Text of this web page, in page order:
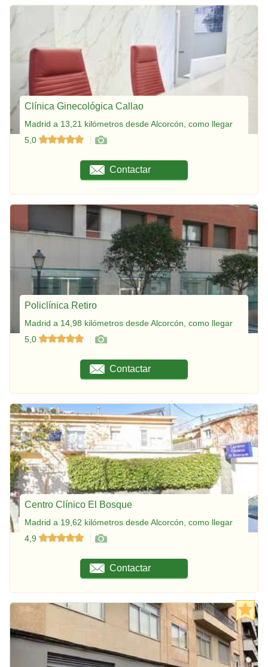
Clínica Ginecológica Callao
Madrid a 13,21 kilómetros desde Alcorcón, como llegar
5,0
Contactar
Policlínica Retiro
Madrid a 14,98 kilómetros desde Alcorcón, como llegar
5,0
Contactar
Centro Clínico El Bosque
Madrid a 19,62 kilómetros desde Alcorcón, como llegar
4,9
Contactar